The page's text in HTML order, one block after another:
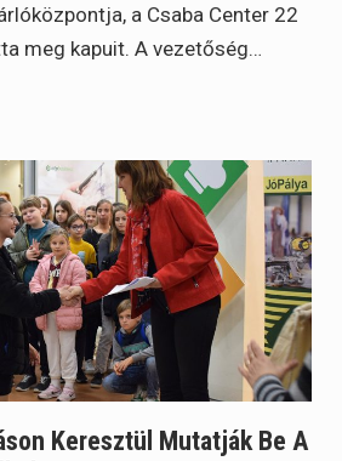
a Csaba Center 22
meg kapuit. A vezetőség…
Keresztül Mutatják Be A